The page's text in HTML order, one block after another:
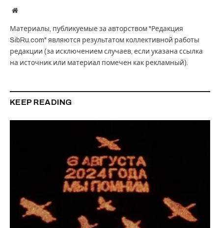
Website
Материалы, публикуемые за авторством "Редакция
SibRu.com" являются результатом коллективной работы
редакции (за исключением случаев, если указана ссылка
на источник или материал помечен как рекламный).
KEEP READING